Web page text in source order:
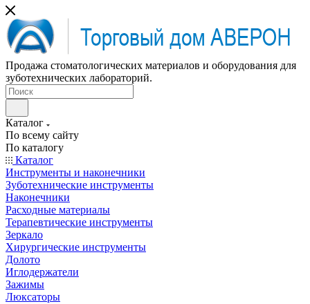
Продажа стоматологических материалов и оборудования для
зуботехнических лабораторий.
Каталог
По всему сайту
По каталогу
Каталог
Инструменты и наконечники
Зуботехнические инструменты
Наконечники
Расходные материалы
Терапевтические инструменты
Зеркало
Хирургические инструменты
Долото
Иглодержатели
Зажимы
Люксаторы